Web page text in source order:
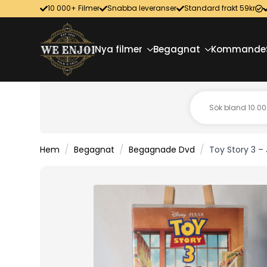
10 000+ Filmer Snabba leveranser Standard frakt 59kr
Nya filmer Begagnat Kommande
Hem Begagnat Begagnade Dvd Toy Story 3 –